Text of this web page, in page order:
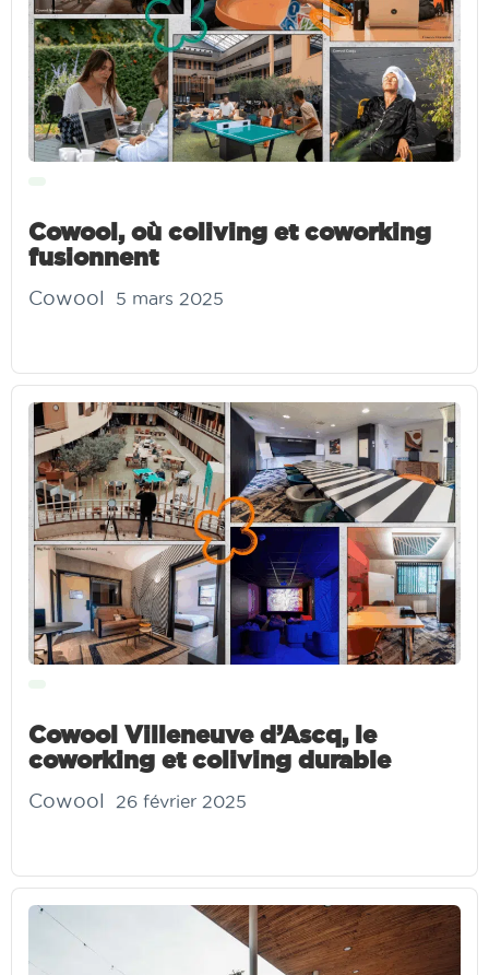
Cowool, où coliving et coworking
fusionnent
Cowool 5 mars 2025
Cowool Villeneuve d’Ascq, le
coworking et coliving durable
Cowool 26 février 2025